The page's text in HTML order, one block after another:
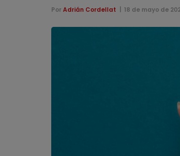
Por Adrián Cordellat 18 de mayo de